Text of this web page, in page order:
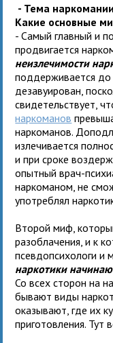
- Тема
Какие основные
- Самый главный и
продвигается
неизлечимости
поддерживается до
дезавуирован,
свидетельствует,
наркоманов
наркоманов.
излечивается
и при сроке
опытный врач-
наркоманом, не
употреблял
Второй миф,
разоблачения, и к
псевдопсихологи и
наркотики
Со всех сторон на
бывают виды
оказывают, где их
приготовления. Тут